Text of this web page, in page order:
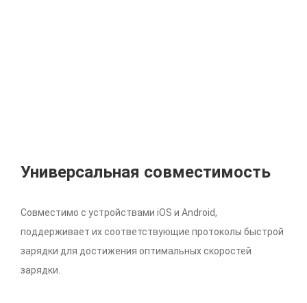
Универсальная совместимость
Совместимо с устройствами iOS и Android,
поддерживает их соответствующие протоколы быстрой
зарядки для достижения оптимальных скоростей
зарядки.